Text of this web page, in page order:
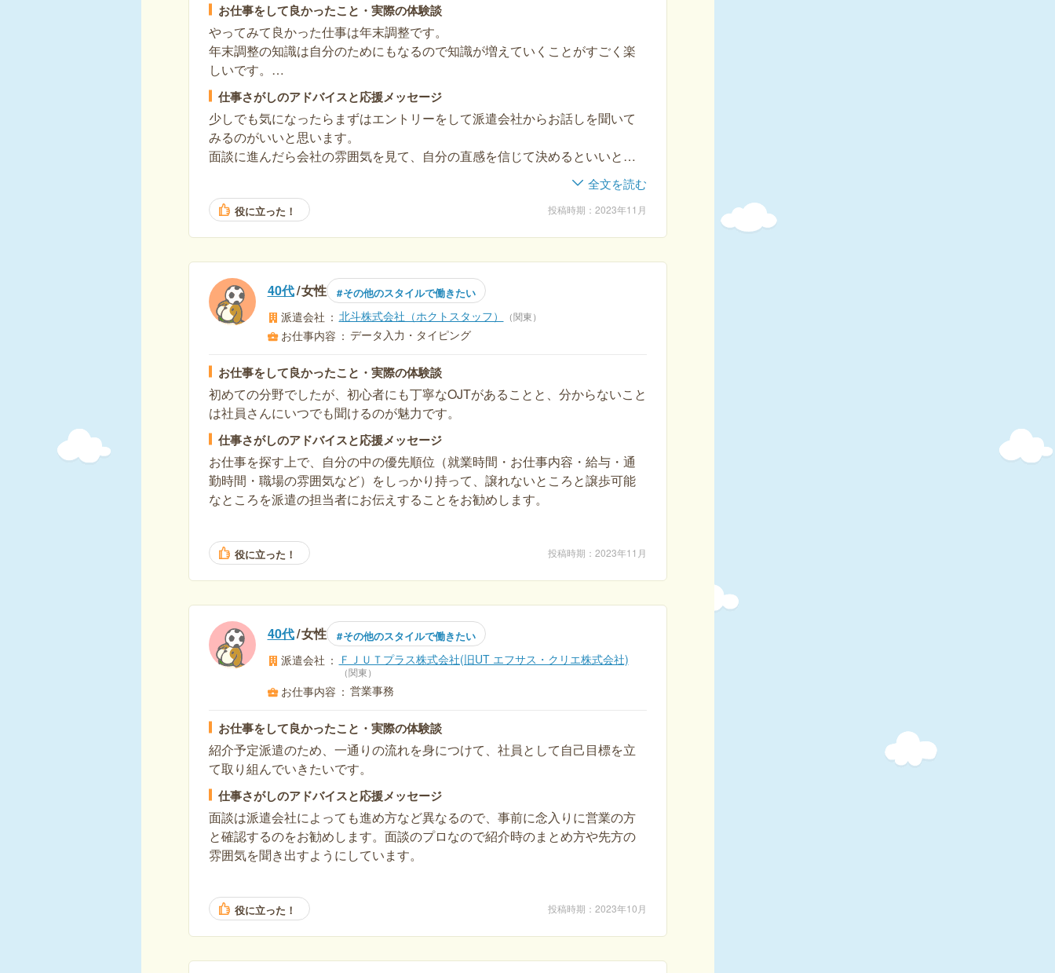
お仕事をして良かったこと・実際の体験談
やってみて良かった仕事は年末調整です。
年末調整の知識は自分のためにもなるので知識が増えていくことがすごく楽
しいです。
次は確定申告もしてみたいです！
仕事さがしのアドバイスと応援メッセージ
少しでも気になったらまずはエントリーをして派遣会社からお話しを聞いて
みるのがいいと思います。
面談に進んだら会社の雰囲気を見て、自分の直感を信じて決めるといいと思
全文を読む
役に立った！ 投稿時期 2023年11月
40代 女性 その他のスタイルで働きたい
派遣会社 北斗株式会社（ホクトスタッフ） 関東
お仕事内容 データ入力・タイピング
お仕事をして良かったこと・実際の体験談
初めての分野でしたが、初心者にも丁寧なOJTがあることと、分からないこと
は社員さんにいつでも聞けるのが魅力です。
仕事さがしのアドバイスと応援メッセージ
お仕事を探す上で、自分の中の優先順位（就業時間・お仕事内容・給与・通
勤時間・職場の雰囲気など）をしっかり持って、譲れないところと譲歩可能
なところを派遣の担当者にお伝えすることをお勧めします。
役に立った！ 投稿時期 2023年11月
40代 女性 その他のスタイルで働きたい
派遣会社 ＦＪＵＴプラス株式会社(旧UT エフサス・クリエ株式会社)
関東
お仕事内容 営業事務
お仕事をして良かったこと・実際の体験談
紹介予定派遣のため、一通りの流れを身につけて、社員として自己目標を立
て取り組んでいきたいです。
仕事さがしのアドバイスと応援メッセージ
面談は派遣会社によっても進め方など異なるので、事前に念入りに営業の方
と確認するのをお勧めします。面談のプロなので紹介時のまとめ方や先方の
雰囲気を聞き出すようにしています。
役に立った！ 投稿時期 2023年10月